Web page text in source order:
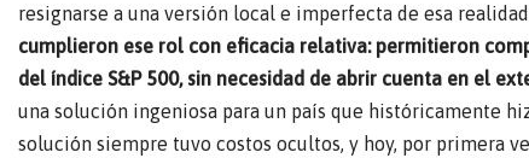
resignarse a una versión local e imperfecta de esa
cumplieron ese rol con eficacia relativa: permitieron
del índice S&P 500, sin necesidad de abrir cuenta en el
una solución ingeniosa para un país que históricamente
solución siempre tuvo costos ocultos, y hoy, por primera